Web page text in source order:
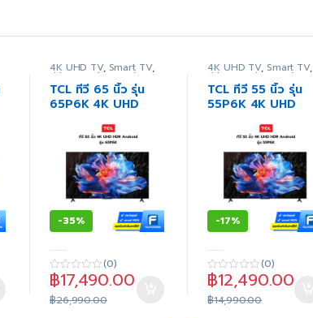
4K UHD TV, Smart TV,
ทีวี ภาพ/เสียง สินค้า
ทั้งหมด
TCL ทีวี 65 นิ้ว รุ่น
65P6K 4K UHD
(ประกันศูนย์)
-35%
-----
0
o
u
t
(0)
฿17,490.00
฿26,990.00
4K UHD TV, Smart TV,
ทีวี ภาพ/เสียง สินค้า
ทั้งหมด
TCL ทีวี 55 นิ้ว รุ่น
55P6K 4K UHD
(ประกันศูนย์)
-17%
-----
0
o
u
t
(0)
฿12,490.00
฿14,990.00